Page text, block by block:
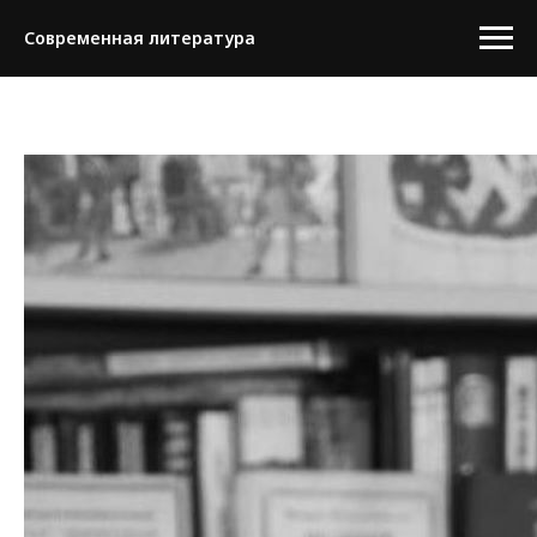
Современная литература